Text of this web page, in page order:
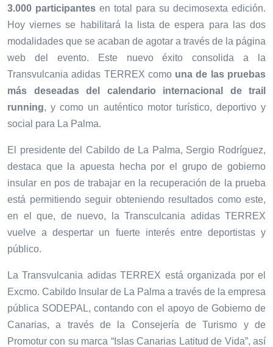
3.000 participantes en total para su decimosexta edición.
Hoy viernes se habilitará la lista de espera para las dos
modalidades que se acaban de agotar a través de la página
web del evento. Este nuevo éxito consolida a la
Transvulcania adidas TERREX como una de las pruebas
más deseadas del calendario internacional de trail
running, y como un auténtico motor turístico, deportivo y
social para La Palma.
El presidente del Cabildo de La Palma, Sergio Rodríguez,
destaca que la apuesta hecha por el grupo de gobierno
insular en pos de trabajar en la recuperación de la prueba
está permitiendo seguir obteniendo resultados como este,
en el que, de nuevo, la Transculcania adidas TERREX
vuelve a despertar un fuerte interés entre deportistas y
público.
La Transvulcania adidas TERREX está organizada por el
Excmo. Cabildo Insular de La Palma a través de la empresa
pública SODEPAL, contando con el apoyo de Gobierno de
Canarias, a través de la Consejería de Turismo y de
Promotur con su marca “Islas Canarias Latitud de Vida”, así